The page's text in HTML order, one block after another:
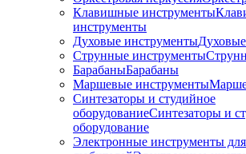
Клавишные инструменты
инструменты
Духовые инструменты
Струнные инструменты
БарабаныБарабаны
Маршевые инструменты
Синтезаторы и студийное
оборудованиеСинтезаторы и
оборудование
Электронные инструменты для